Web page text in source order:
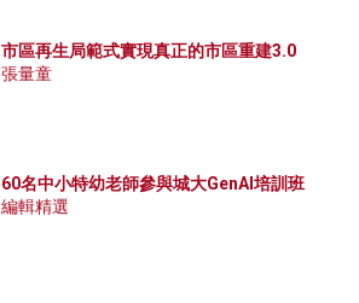
市區再生局範式實現真正的市區重建3.0
張量童
60名中小特幼老師參與城大GenAI培訓班
編輯精選